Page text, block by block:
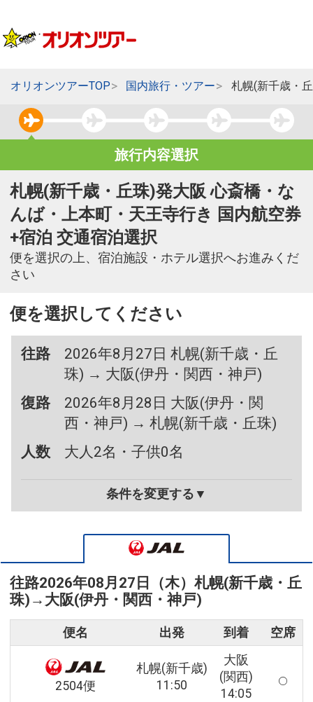
オリオンツアーTOP 国内旅行・ツアー 札幌(新千歳・
旅行内容選択
札幌(新千歳・丘珠)発大阪 心斎橋・な
んば・上本町・天王寺行き 国内航空券
+宿泊 交通宿泊選択
便を選択の上、宿泊施設・ホテル選択へお進みくだ
さい
便を選択してください
往路
2026年8月27日 札幌(新千歳・丘
珠) → 大阪(伊丹・関西・神戸)
復路
2026年8月28日 大阪(伊丹・関
西・神戸) → 札幌(新千歳・丘珠)
人数
大人2名・子供0名
条件を変更する▼
往路2026年08月27日（木） 札幌(新千歳・丘
珠) → 大阪(伊丹・関西・神戸)
便名 出発 到着 空席
2504便
札幌(新千歳)
11:50
大阪
(関西)
14:05